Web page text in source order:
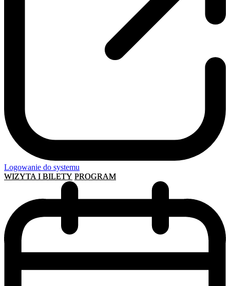
Logowanie do systemu
WIZYTA I BILETY PROGRAM